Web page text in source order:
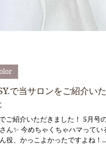
で当サロンをご紹介いた